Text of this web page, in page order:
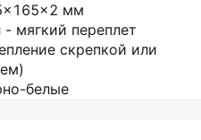
мм
- мягкий переплет
скрепкой или
белые